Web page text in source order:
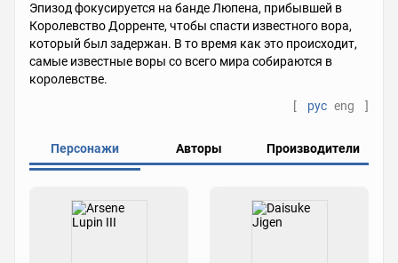
Эпизод фокусируется на банде Люпена, прибывшей в
Королевство Дорренте, чтобы спасти известного вора,
который был задержан. В то время как это происходит,
самые известные воры со всего мира собираются в
королевстве.
[
рус eng ]
Персонажи Авторы Производители